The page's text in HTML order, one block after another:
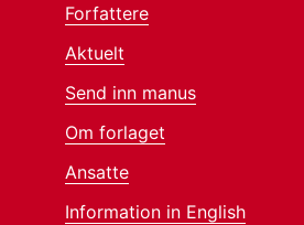
Forfattere
Aktuelt
Send inn manus
Om forlaget
Ansatte
Information in English